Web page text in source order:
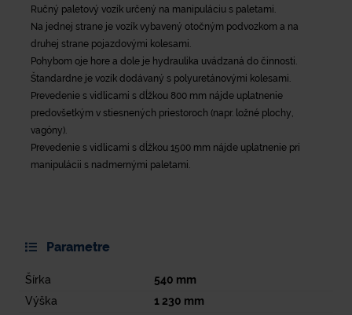
Ručný paletový vozík určený na manipuláciu s paletami.
Na jednej strane je vozík vybavený otočným podvozkom a na
druhej strane pojazdovými kolesami.
Pohybom oje hore a dole je hydraulika uvádzaná do činnosti.
Štandardne je vozík dodávaný s polyuretánovými kolesami.
Prevedenie s vidlicami s dĺžkou 800 mm nájde uplatnenie
predovšetkým v stiesnených priestoroch (napr. ložné plochy,
vagóny).
Prevedenie s vidlicami s dĺžkou 1500 mm nájde uplatnenie pri
manipulácii s nadmernými paletami.
Parametre
Šírka 540 mm
Výška
1 230 mm